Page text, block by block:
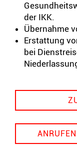
der IKK.
Übernahme
Erstattung
bei